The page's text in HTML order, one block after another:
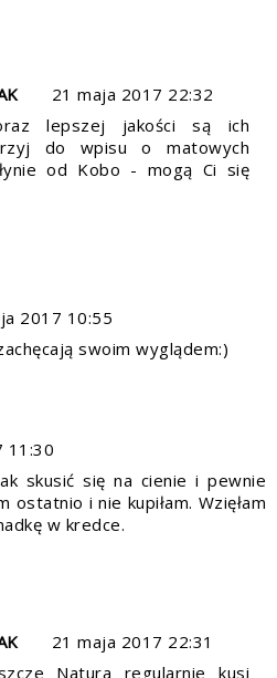
21 maja 2017 22:32
lepszej jakości są ich
do wpisu o matowych
od Kobo - mogą Ci się
2017 10:55
swoim wyglądem:)
11:30
skusić się na cienie i pewnie
ostatnio i nie kupiłam. Wzięłam
w kredce.
21 maja 2017 22:31
Natura regularnie kusi